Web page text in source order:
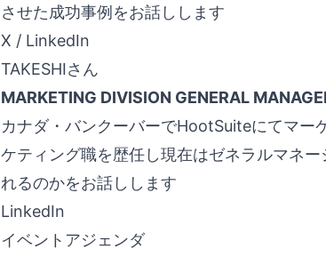
させた成功事例をお話しします
X / LinkedIn
TAKESHIさん
MARKETING DIVISION GENERAL
カナダ・バンクーバーでHootSuiteにてマー
ケティング職を歴任し現在はゼネラルマネ
れるのかをお話しします
LinkedIn
イベントアジェンダ